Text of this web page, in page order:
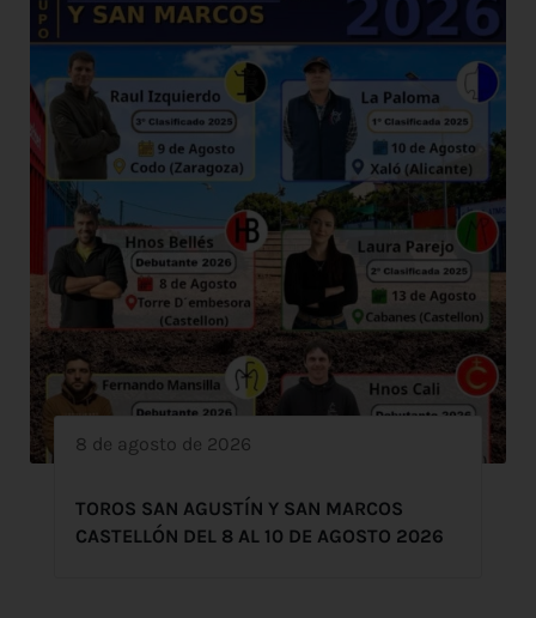
8 de agosto de 2026
TOROS SAN AGUSTÍN Y SAN MARCOS
CASTELLÓN DEL 8 AL 10 DE AGOSTO 2026